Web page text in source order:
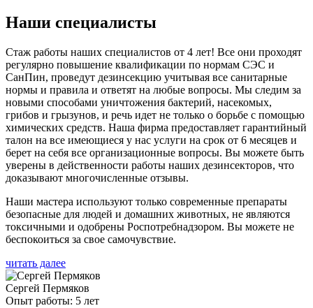
Наши специалисты
Стаж работы наших специалистов от 4 лет! Все они проходят
регулярно повышение квалификации по нормам СЭС и
СанПин, проведут дезинсекцию учитывая все санитарные
нормы и правила и ответят на любые вопросы. Мы следим за
новыми способами уничтожения бактерий, насекомых,
грибов и грызунов, и речь идет не только о борьбе с помощью
химических средств. Наша фирма предоставляет гарантийный
талон на все имеющиеся у нас услуги на срок от 6 месяцев и
берет на себя все организационные вопросы. Вы можете быть
уверены в действенности работы наших дезинсекторов, что
доказывают многочисленные отзывы.
Наши мастера используют только современные препараты
безопасные для людей и домашних животных, не являются
токсичными и одобрены Роспотребнадзором. Вы можете не
беспокоиться за свое самочувствие.
читать далее
Сергей Пермяков
Опыт работы: 5 лет